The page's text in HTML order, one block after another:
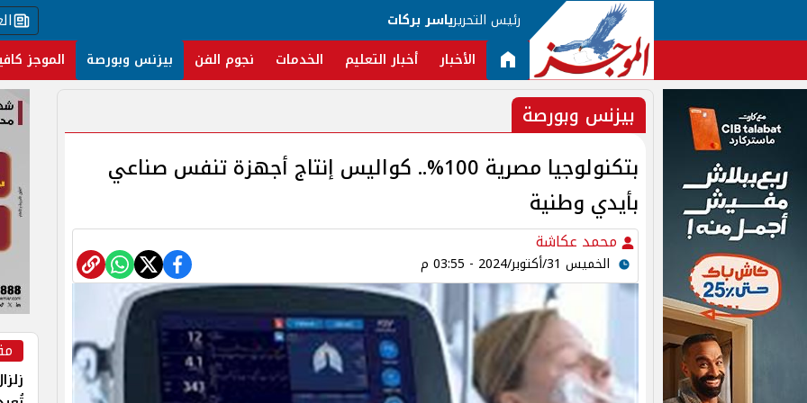
رئيس التحريرياسر بركات
الأخبار أخبار التعليم الخدمات نجوم الفن بيزنس وبورصة الموجز
بيزنس وبورصة
بتكنولوجيا مصرية 100%.. كواليس إنتاج أجهزة تنفس صناعي
بأيدي وطنية
محمد عكاشة
الخميس 31/أكتوبر/2024 - 03:55 م